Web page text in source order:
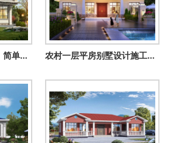
一层平屋顶自建房图，简单而舒适，既省钱不说还不愁没地晒粮食 农村一层平房别墅设计施工图效果图，外观简约时尚，17万到19万